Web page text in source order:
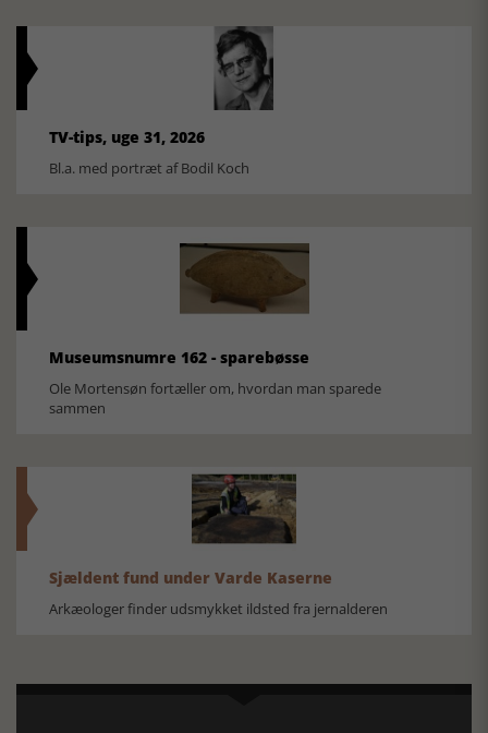
TV-tips, uge 31, 2026
Bl.a. med portræt af Bodil Koch
Museumsnumre 162 - sparebøsse
Ole Mortensøn fortæller om, hvordan man sparede
sammen
Sjældent fund under Varde Kaserne
Arkæologer finder udsmykket ildsted fra jernalderen